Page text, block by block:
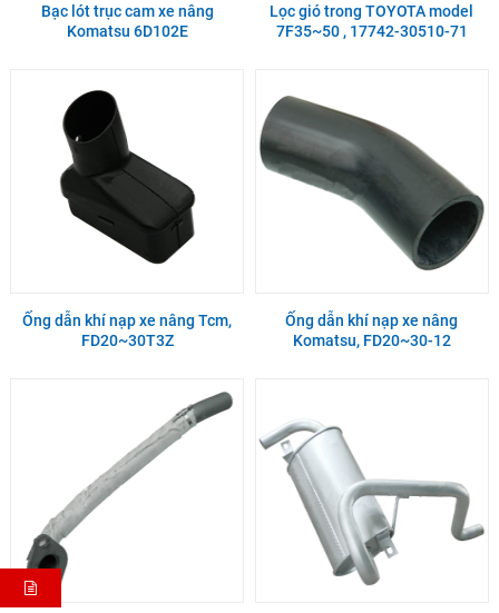
Bạc lót trục cam xe nâng
Komatsu 6D102E
Lọc gió trong TOYOTA model
7F35~50 , 17742-30510-71
Ống dẫn khí nạp xe nâng Tcm,
FD20~30T3Z
Ống dẫn khí nạp xe nâng
Komatsu, FD20~30-12